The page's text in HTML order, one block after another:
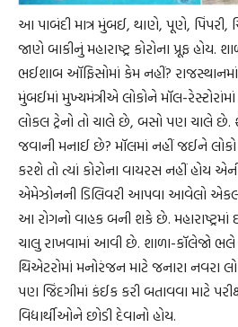
આ પાબંદી માત્ર મુંબઈ, થાણે, પૂણે, પિંપરી,
જાણે બાકીનું મહારાષ્ટ્ર કોરોના પ્રૂફ હોય.
ભઈશાબ ઑફિસોમાં કેમ નહીં?
મુંબઈમાં મુખ્યમંત્રીએ લોકોને મૉલ-
લોકલ ટ્રેનો તો ચાલે છે, બસો પણ ચાલે છે.
જવાની મનાઈ છે? મૉલમાં નહીં જઈને લોકો
કરશે તો ત્યાં કોરોના વાયરસ નહીં હોય
એમેઝોનની ડિલિવરી આપવા આવેલો એકલ
આ રોગનો વાહક બની શકે છે. મહારાષ્ટ્રમાં
ચાલુ રાખવામાં આવી છે. શાળા-કૉલેજો ભલે
થિએટરોમાં મનોરંજન માટે જનારા નવરા
પણ જિંદગીમાં કંઈક કરી બતાવવા માટે
વિદ્યાર્થીઓને છોડી દેવાનો હોય.